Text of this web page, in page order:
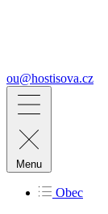
ou@hostisova.cz
Menu
Obec